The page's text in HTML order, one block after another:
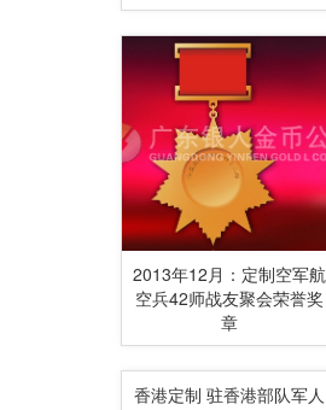
2013年12月：定制空军航
空兵42师战友聚会荣誉奖
章
香港定制 驻香港部队军人